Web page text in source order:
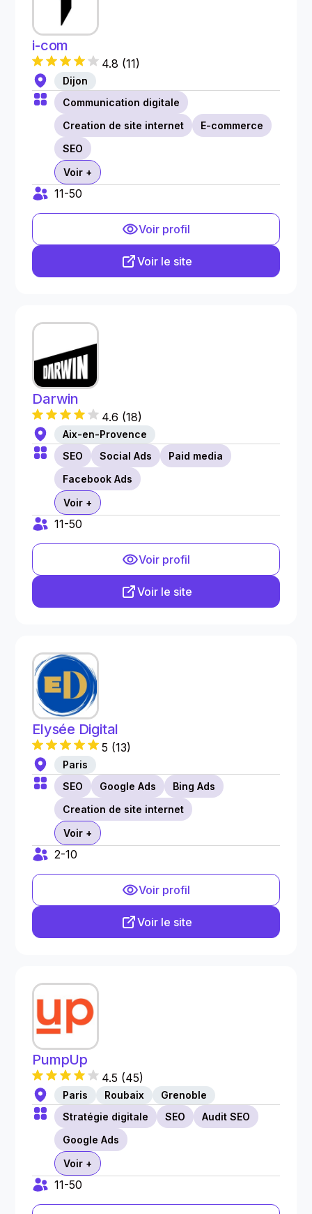
i-com
4.8 (11)
Dijon
Communication digitale
Creation de site internet
E-commerce
SEO
Voir +
11-50
Voir profil
Voir le site
Darwin
4.6 (18)
Aix-en-Provence
SEO
Social Ads
Paid media
Facebook Ads
Voir +
11-50
Voir profil
Voir le site
Elysée Digital
5 (13)
Paris
SEO
Google Ads
Bing Ads
Creation de site internet
Voir +
2-10
Voir profil
Voir le site
PumpUp
4.5 (45)
Paris Roubaix
Grenoble
Stratégie digitale
SEO
Audit SEO
Google Ads
Voir +
11-50